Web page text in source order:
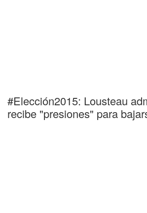
#Elección2015: Lousteau
recibe "presiones" para